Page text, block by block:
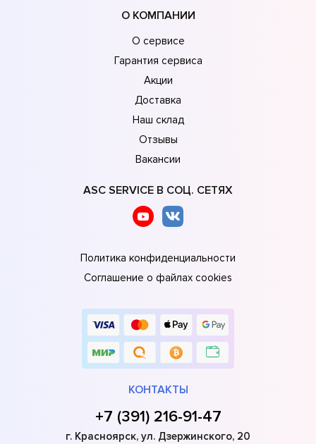
О КОМПАНИИ
О сервисе
Гарантия сервиса
Акции
Доставка
Наш склад
Отзывы
Вакансии
ASC SERVICE В СОЦ. СЕТЯХ
Политика конфиденциальности
Соглашение о файлах cookies
КОНТАКТЫ
+7 (391) 216-91-47
г. Красноярск, ул. Дзержинского, 20